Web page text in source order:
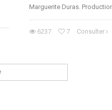
Marguerite Duras.
6237 7 Consulter